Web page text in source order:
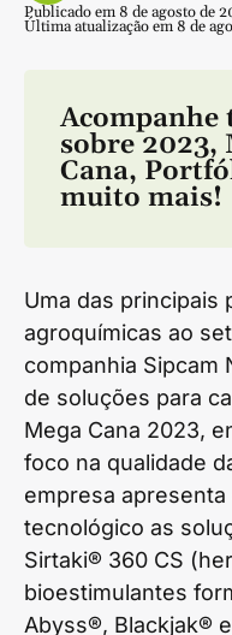
Publicado em 8 de agosto de
Última atualização em 8 de
Acompanhe
sobre 2023,
Cana,
muito mais!
Uma das principais
agroquímicas ao
companhia Sipcam
de soluções para
Mega Cana 2023,
foco na qualidade
empresa
tecnológico as
Sirtaki® 360 CS
bioestimulantes
Abyss®, Blackjak®